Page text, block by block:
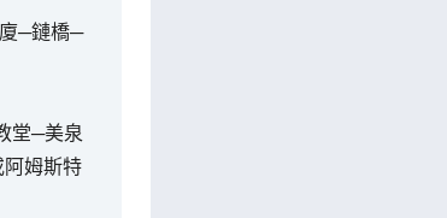
─鏈橋─
堂─美泉
姆斯特